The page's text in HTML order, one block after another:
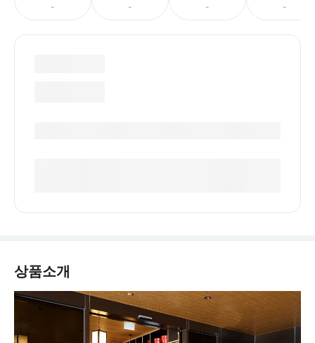
- - - -
상품소개